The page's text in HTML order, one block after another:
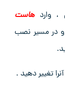
هاست
خود شوید . سپس در File Manager و در مسیر نصب
تغییر دهید .